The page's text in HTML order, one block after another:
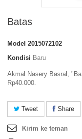
Batas
Model 2015072102
Kondisi Baru
Akmal Nasery Basral,
Rp40.000.
Tweet Share
Kirim ke teman